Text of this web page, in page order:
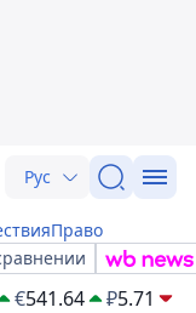
Рус
Право
€541.64 ₽5.71